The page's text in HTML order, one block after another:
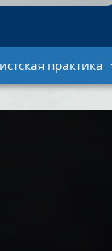
практика